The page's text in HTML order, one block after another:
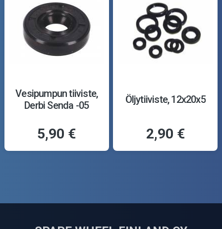
Vesipumpun tiiviste,
Derbi Senda -05
5,90 €
Öljytiiviste, 12x20x5
2,90 €